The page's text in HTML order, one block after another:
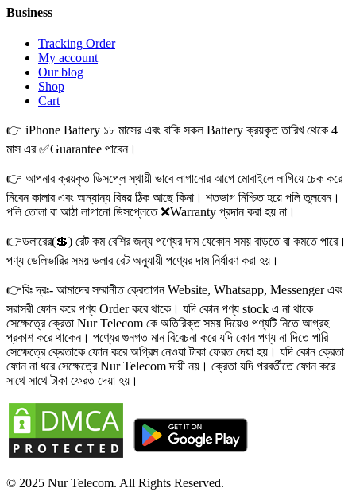
Business
Tracking Order
My account
Our blog
Shop
Cart
👉 iPhone Battery ১৮ মাসের এবং বাকি সকল Battery ক্রয়কৃত তারিখ থেকে 4
মাস এর ✅Guarantee পাবেন।
👉 আপনার ক্রয়কৃত ডিসপ্লে স্থায়ী ভাবে লাগানোর আগে মোবাইলে লাগিয়ে চেক করে
নিবেন কালার এবং অন্যান্য বিষয় ঠিক আছে কিনা। শতভাগ নিশ্চিত হয়ে পলি তুলবেন।
পলি তোলা বা আঠা লাগানো ডিসপ্লেতে ❌Warranty প্রদান করা হয় না।
👉ডলারের(💲) রেট কম বেশির জন্য পণ্যের দাম যেকোন সময় বাড়তে বা কমতে পারে।
পণ্য ডেলিভারির সময় ডলার রেট অনুযায়ী পণ্যের দাম নির্ধারণ করা হয়।
👉বিঃ দ্রঃ- আমাদের সম্মানীত ক্রেতাগন Website, Whatsapp, Messenger এবং
সরাসরী ফোন করে পণ্য Order করে থাকে। যদি কোন পণ্য stock এ না থাকে
সেক্ষেত্রে ক্রেতা Nur Telecom কে অতিরিক্ত সময় দিয়েও পণ্যটি নিতে আগ্রহ
প্রকাশ করে থাকেন। পণ্যের গুনগত মান বিবেচনা করে যদি কোন পণ্য না দিতে পারি
সেক্ষেত্রে ক্রেতাকে ফোন করে অগ্রিম নেওয়া টাকা ফেরত দেয়া হয়। যদি কোন ক্রেতা
ফোন না ধরে সেক্ষেত্রে Nur Telecom দায়ী নয়। ক্রেতা যদি পরবর্তীতে ফোন করে
সাথে সাথে টাকা ফেরত দেয়া হয়।
© 2025 Nur Telecom. All Rights Reserved.